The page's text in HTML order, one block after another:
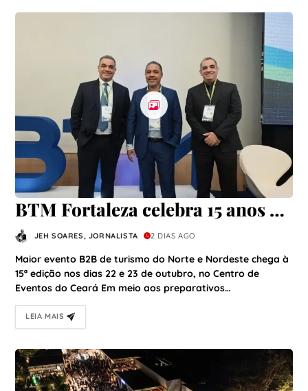
BTM Fortaleza celebra 15 anos e
prepara edição histórica em 2026
JEH SOARES, JORNALISTA 2 DIAS AGO
Maior evento B2B de turismo do Norte e Nordeste chega à
15ª edição nos dias 22 e 23 de outubro, no Centro de
Eventos do Ceará Em meio aos preparativos…
LEIA MAIS